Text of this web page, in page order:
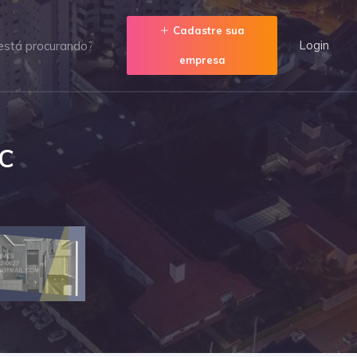
Cadastre sua
empresa
Login